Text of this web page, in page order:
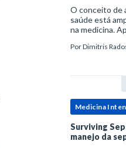
O conceito de
saúde está
na medicina.
tratamentos
PorDimitris
Medicina
Surviving
manejo da